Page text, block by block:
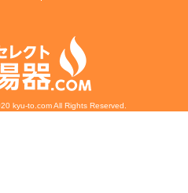
kyu-to.com All Rights Reserved.